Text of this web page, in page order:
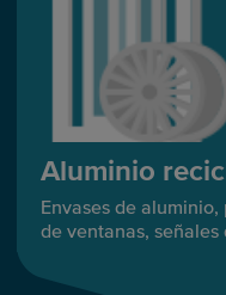
Aluminio
Envases de
de ventanas, señales